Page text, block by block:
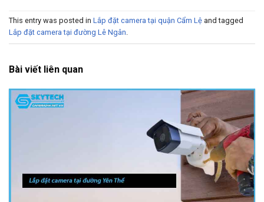
This entry was posted in Lắp đặt camera tại quận Cẩm Lệ and tagged
Lắp đặt camera tại đường Lê Ngân.
Bài viết liên quan